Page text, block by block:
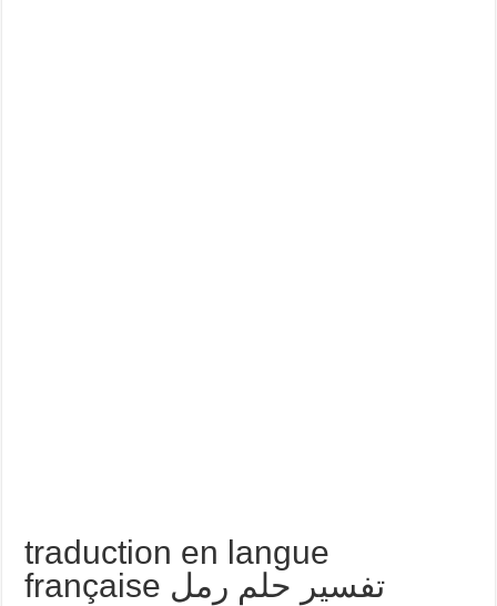
traduction en langue
française تفسير حلم رمل